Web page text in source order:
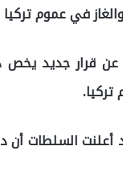
في عموم تركيا
قرار جديد يخص
السلطات أن